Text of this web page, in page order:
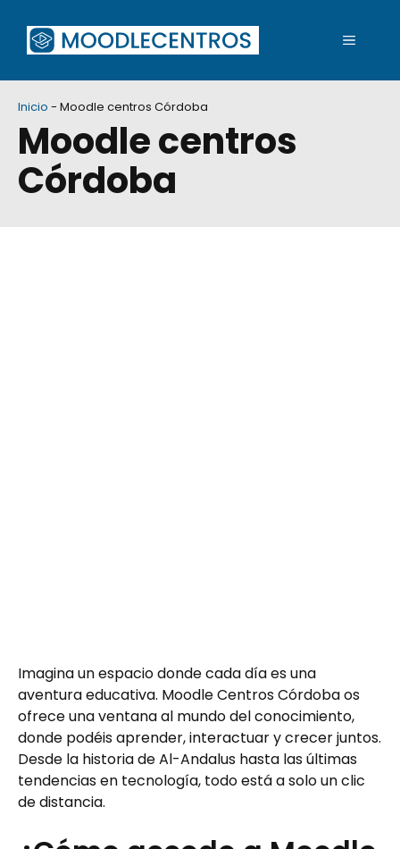
contenido
MENÚ
Inicio - Moodle centros Córdoba
Moodle centros
Córdoba
Imagina un espacio donde cada día es una
aventura educativa. Moodle Centros Córdoba os
ofrece una ventana al mundo del conocimiento,
donde podéis aprender, interactuar y crecer juntos.
Desde la historia de Al-Andalus hasta las últimas
tendencias en tecnología, todo está a solo un clic
de distancia.